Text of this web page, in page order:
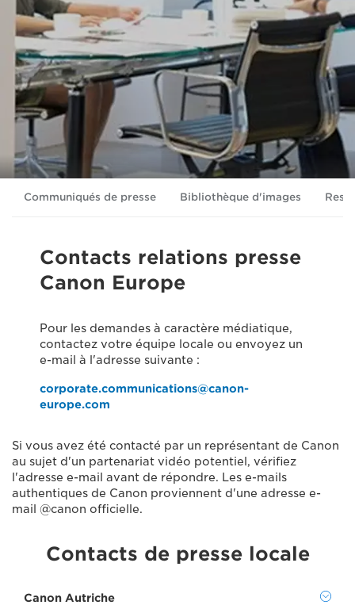
Communiqués de presse Bibliothèque d'images
Contacts relations presse
Canon Europe
Pour les demandes à caractère médiatique,
contactez votre équipe locale ou envoyez un
e-mail à l'adresse suivante :
corporate.communications@canon-
europe.com
Si vous avez été contacté par un représentant de Canon
au sujet d'un partenariat vidéo potentiel, vérifiez
l'adresse e-mail avant de répondre. Les e-mails
authentiques de Canon proviennent d'une adresse e-
mail @canon officielle.
Contacts de presse locale
Canon Autriche